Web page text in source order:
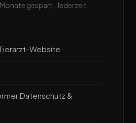
gespart · Jederzeit
Website
Datenschutz &